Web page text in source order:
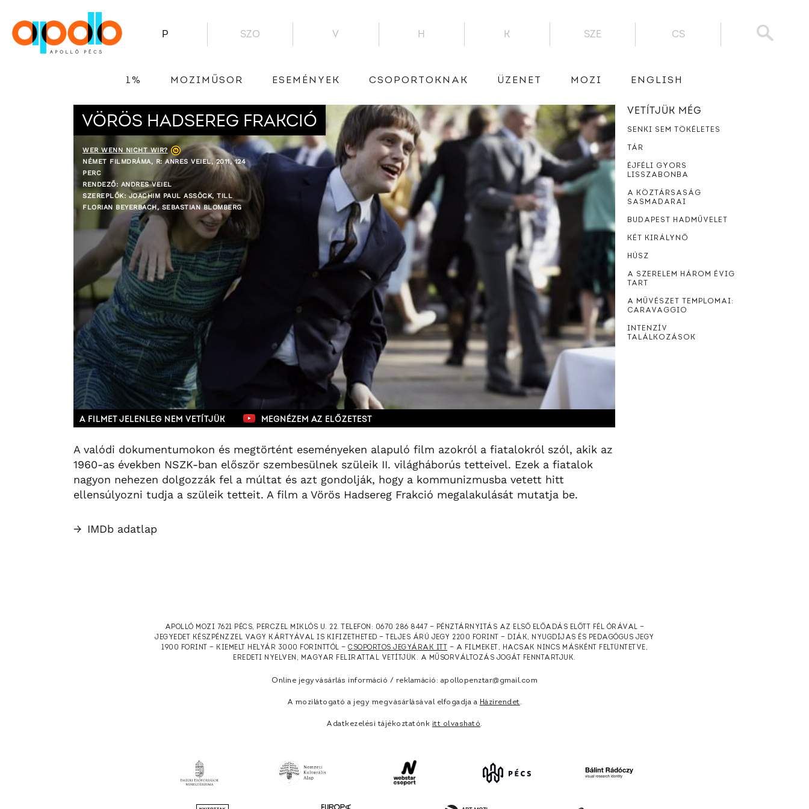
P SZO V H K SZE CS
1% MOZIMŰSOR ESEMÉNYEK CSOPORTOKNAK ÜZENET MOZI ENGLISH
VÖRÖS HADSEREG FRAKCIÓ
WER WENN NICHT WIR?
NÉMET FILMDRÁMA, R: ANRES VEIEL, 2011, 124
PERC
RENDEZŐ: ANDRES VEIEL
SZEREPLŐK: JOACHIM PAUL ASSÖCK, TILL
FLORIAN BEYERBACH, SEBASTIAN BLOMBERG
A FILMET JELENLEG NEM VETÍTJÜK MEGNÉZEM AZ ELŐZETEST
A valódi dokumentumokon és megtörtént eseményeken alapuló film azokról a fiatalokról szól, akik az
1960-as években NSZK-ban először szembesülnek szüleik II. világháborús tetteivel. Ezek a fiatalok
nagyon nehezen dolgozzák fel a múltat és azt gondolják, hogy a kommunizmusba vetett hitt
ellensúlyozni tudja a szüleik tetteit. A film a Vörös Hadsereg Frakció megalakulását mutatja be.
→ IMDb adatlap
VETÍTJÜK MÉG
SENKI SEM TÖKÉLETES
TÁR
ÉJFÉLI GYORS
LISSZABONBA
A KÖZTÁRSASÁG
SASMADARAI
BUDAPEST HADMŰVELET
KÉT KIRÁLYNŐ
HÚSZ
A SZERELEM HÁROM ÉVIG
TART
A MŰVÉSZET TEMPLOMAI:
CARAVAGGIO
INTENZÍV
TALÁLKOZÁSOK
APOLLÓ MOZI 7621 PÉCS, PERCZEL MIKLÓS U. 22. TELEFON: 0670 286 8447 — PÉNZTÁRNYITÁS AZ ELSŐ ELŐADÁS ELŐTT FÉL ÓRÁVAL —
JEGYEDET KÉSZPÉNZZEL VAGY KÁRTYÁVAL IS KIFIZETHETED — TELJES ÁRÚ JEGY 2200 FORINT — DIÁK, NYUGDÍJAS ÉS PEDAGÓGUS JEGY
1900 FORINT — KIEMELT HELYÁR 3000 FORINTTÓL — CSOPORTOS JEGYÁRAK ITT
— A FILMEKET, HACSAK NINCS MÁSKÉNT FELTÜNTETVE,
EREDETI NYELVEN, MAGYAR FELIRATTAL VETÍTJÜK. A MŰSORVÁLTOZÁS JOGÁT FENNTARTJUK.
Online jegyvásárlás információ / reklamáció: apollopenztar@gmail.com
A mozilátogató a jegy megvásárlásával elfogadja a Házirendet.
Adatkezelési tájékoztatónk itt olvasható.